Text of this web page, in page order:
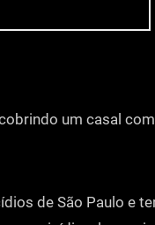
um casal
de São Paulo e